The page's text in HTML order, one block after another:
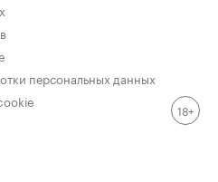
персональных данных
18+